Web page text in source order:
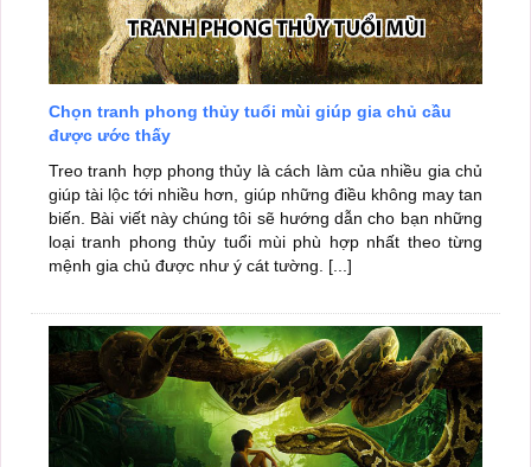
Chọn tranh phong thủy tuổi mùi giúp gia chủ cầu
được ước thấy
Treo tranh hợp phong thủy là cách làm của nhiều gia chủ
giúp tài lộc tới nhiều hơn, giúp những điều không may tan
biến. Bài viết này chúng tôi sẽ hướng dẫn cho bạn những
loại tranh phong thủy tuổi mùi phù hợp nhất theo từng
mệnh gia chủ được như ý cát tường. [...]